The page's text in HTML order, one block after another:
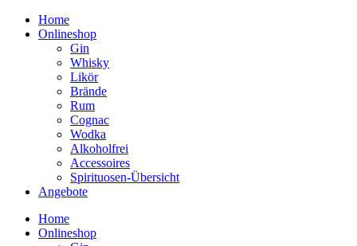
Home
Onlineshop
Gin
Whisky
Likör
Brände
Rum
Cognac
Wodka
Alkoholfrei
Accessoires
Spirituosen-Übersicht
Angebote
Home
Onlineshop